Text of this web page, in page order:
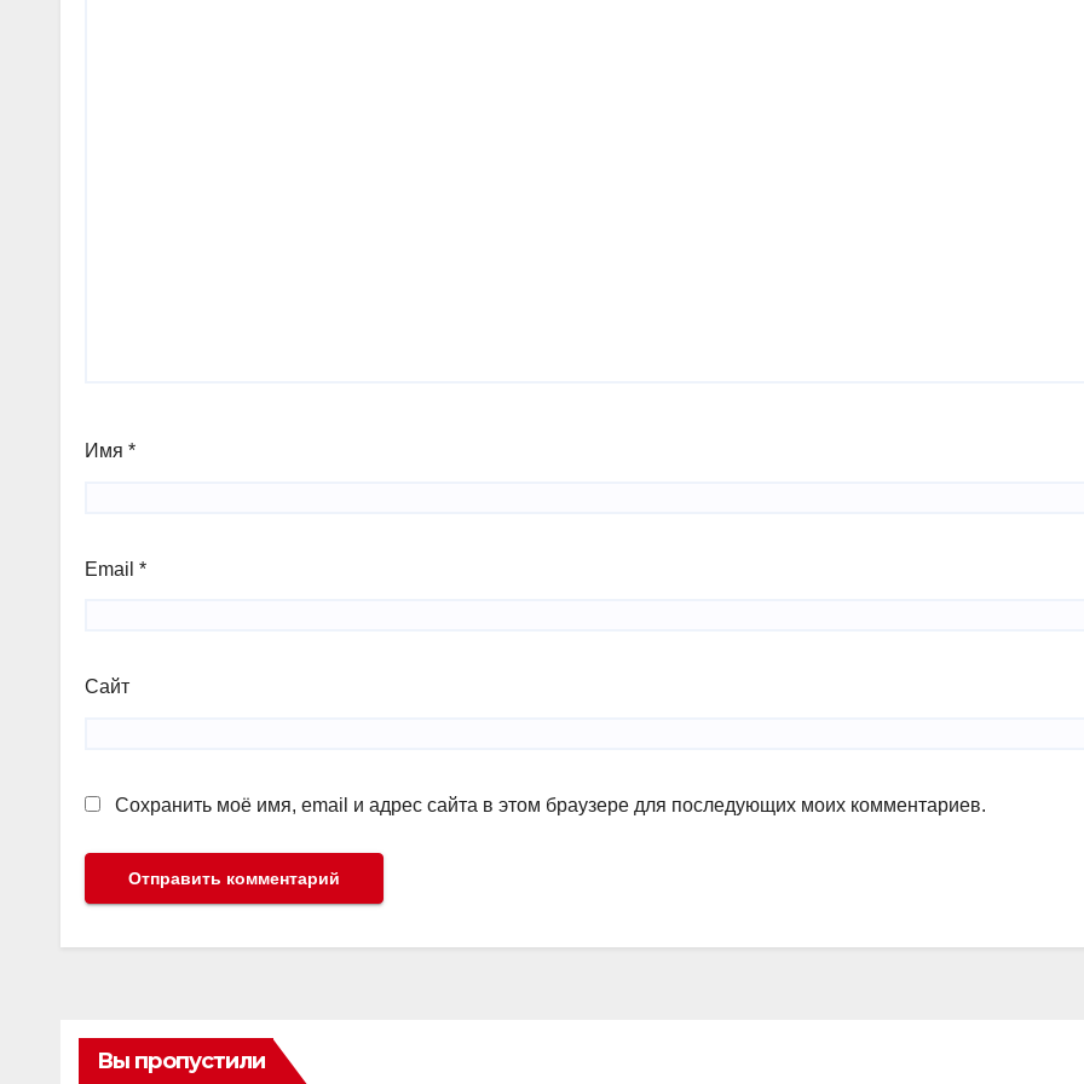
Имя *
Email *
Сайт
Сохранить моё имя, email и адрес сайта в этом браузере для последующих моих комментариев.
Вы пропустили